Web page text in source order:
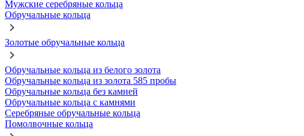
Мужские серебряные кольца
Обручальные кольца
Золотые обручальные кольца
Обручальные кольца из белого золота
Обручальные кольца из золота 585 пробы
Обручальные кольца без камней
Обручальные кольца с камнями
Серебряные обручальные кольца
Помолвочные кольца